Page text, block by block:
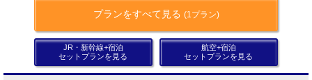
プランをすべて見る (1プラン)
JR・新幹線+宿泊
セットプランを見る
航空+宿泊
セットプランを見る